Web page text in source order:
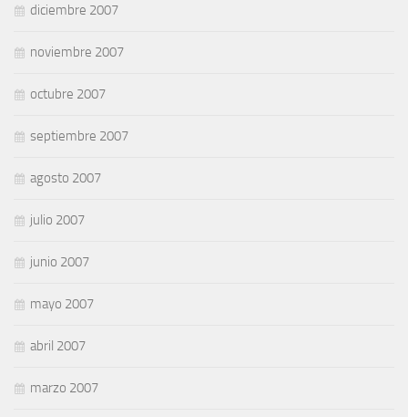
diciembre 2007
noviembre 2007
octubre 2007
septiembre 2007
agosto 2007
julio 2007
junio 2007
mayo 2007
abril 2007
marzo 2007